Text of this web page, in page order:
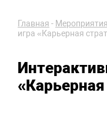
Главная -
игра «Карьерная